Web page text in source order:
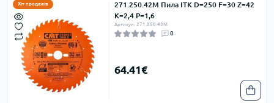
Хіт продажів
271.250.42M Пила ITK D=250 F=30 Z=42
K=2,4 P=1,6
Артикул: 271.250.42M
0
64.41€